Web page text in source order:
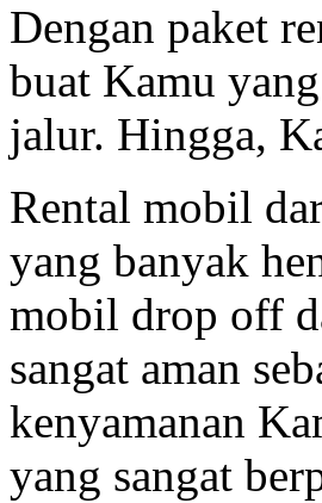
Dengan paket
buat Kamu
jalur. Hingga,
Rental mobil
yang banyak
mobil drop off
sangat aman
kenyamanan
yang sangat